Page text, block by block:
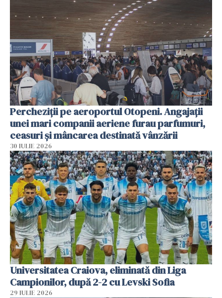
Percheziții pe aeroportul Otopeni. Angajații
unei mari companii aeriene furau parfumuri,
ceasuri și mâncarea destinată vânzării
30 IULIE 2026
Universitatea Craiova, eliminată din Liga
Campionilor, după 2-2 cu Levski Sofia
29 IULIE 2026